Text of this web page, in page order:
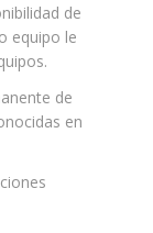
de
equipo le
de
en